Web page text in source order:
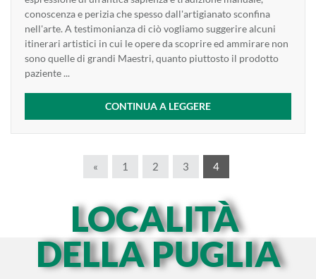
conoscenza e perizia che spesso dall'artigianato sconfina
nell'arte. A testimonianza di ciò vogliamo suggerire alcuni
itinerari artistici in cui le opere da scoprire ed ammirare non
sono quelle di grandi Maestri, quanto piuttosto il prodotto
paziente ...
CONTINUA A LEGGERE
« 1 2 3 4
LOCALITÀ
DELLA PUGLIA